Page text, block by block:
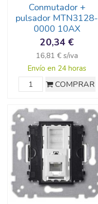
Conmutador +
pulsador MTN3128-
0000 10AX
20,34 €
16,81 € s/iva
Envío en 24 horas
COMPRAR